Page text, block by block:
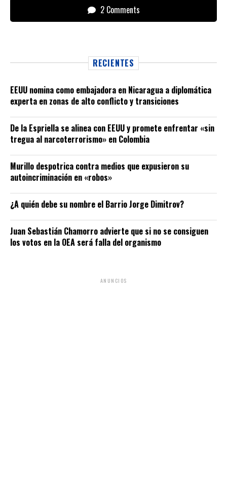
2 Comments
RECIENTES
EEUU nomina como embajadora en Nicaragua a diplomática
experta en zonas de alto conflicto y transiciones
De la Espriella se alinea con EEUU y promete enfrentar «sin
tregua al narcoterrorismo» en Colombia
Murillo despotrica contra medios que expusieron su
autoincriminación en «robos»
¿A quién debe su nombre el Barrio Jorge Dimitrov?
Juan Sebastián Chamorro advierte que si no se consiguen
los votos en la OEA será falla del organismo
ANUNCIOS